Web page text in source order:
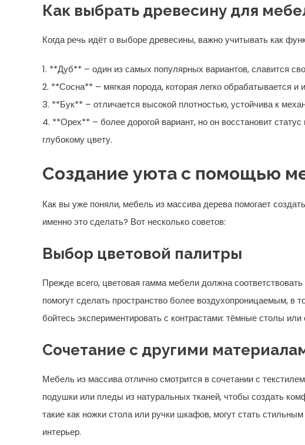
Как выбрать древесину для
Когда речь идёт о выборе древесины, важно учитывать как
1. **Дуб** – один из самых популярных вариантов, славится
2. **Сосна** – мягкая порода, которая легко обрабатывается и
3. **Бук** – отличается высокой плотностью, устойчива к
4. **Орех** – более дорогой вариант, но он восстановит
глубокому цвету.
Создание уюта с помощью
Как вы уже поняли, мебель из массива дерева помогает
именно это сделать? Вот несколько советов:
Выбор цветовой палитры
Прежде всего, цветовая гамма мебели должна
помогут сделать пространство более воздухопроницаемым, в
бойтесь экспериментировать с контрастами: тёмные столы
Сочетание с другими
Мебель из массива отлично смотрится в сочетании с
подушки или пледы из натуральных тканей, чтобы создать
такие как ножки стола или ручки шкафов, могут стать
интерьер.